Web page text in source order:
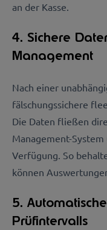
an der Kasse.
4. Sichere
Management
Nach einer
fälschungssichere
Die Daten fließen
Management-
Verfügung. So
können
5.
Prüfintervalls